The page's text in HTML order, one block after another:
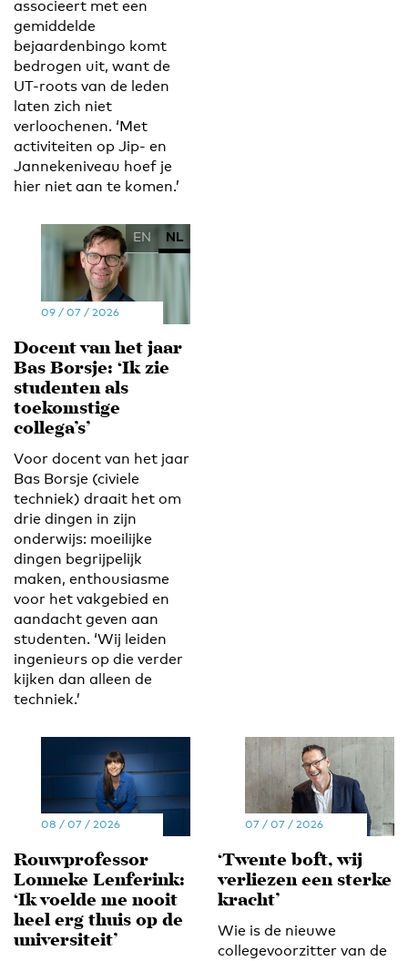
associeert met een
gemiddelde
bejaardenbingo komt
bedrogen uit, want de
UT-roots van de leden
laten zich niet
verloochenen. ‘Met
activiteiten op Jip- en
Jannekeniveau hoef je
hier niet aan te komen.’
EN NL
09 / 07 / 2026
Docent van het jaar
Bas Borsje: ‘Ik zie
studenten als
toekomstige
collega’s’
Voor docent van het jaar
Bas Borsje (civiele
techniek) draait het om
drie dingen in zijn
onderwijs: moeilijke
dingen begrijpelijk
maken, enthousiasme
voor het vakgebied en
aandacht geven aan
studenten. ‘Wij leiden
ingenieurs op die verder
kijken dan alleen de
techniek.’
08 / 07 / 2026
Rouwprofessor
Lonneke Lenferink:
‘Ik voelde me nooit
heel erg thuis op de
universiteit’
07 / 07 / 2026
‘Twente boft, wij
verliezen een sterke
kracht’
Wie is de nieuwe
collegevoorzitter van de